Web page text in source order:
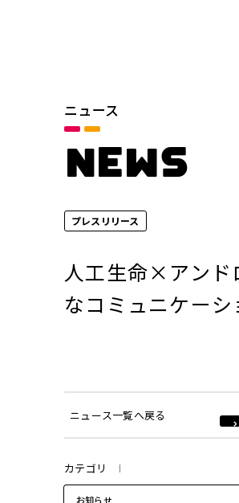
ニュース
NEWS
プレスリリース
人工生命×アンド
なコミュニケー
ニュース一覧へ戻る
カテゴリ
お知らせ
カテゴリ
サービスニュース